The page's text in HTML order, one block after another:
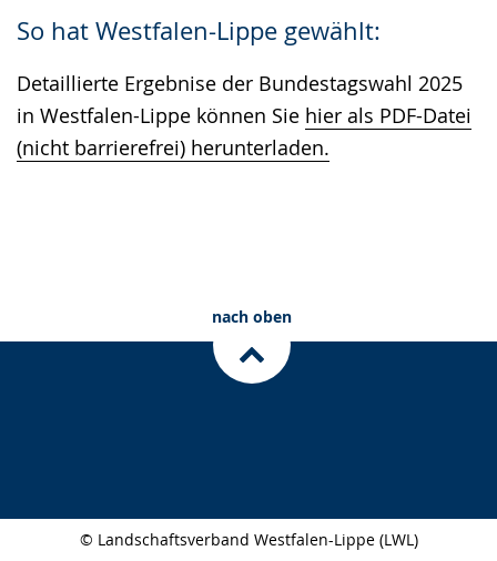
So hat Westfalen-Lippe gewählt:
Leichten
Sprache
wechseln.
Audio-
Unterstützung.
Video
in
Deutscher
Gebärdensprache
wird
Detaillierte Ergebnise der Bundestagswahl 2025
in Westfalen-Lippe können Sie hier als PDF-Datei
(nicht barrierefrei) herunterladen.
nach oben
© Landschaftsverband Westfalen-Lippe (LWL)